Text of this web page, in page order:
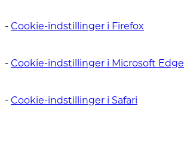
- Cookie-indstillinger i Firefox
- Cookie-indstillinger i Microsoft Edge
- Cookie-indstillinger i Safari